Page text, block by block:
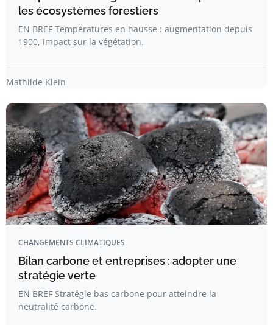
les écosystèmes forestiers
EN BREF Températures en hausse : augmentation depuis
1900, impact sur la végétation.
Mathilde Klein
CHANGEMENTS CLIMATIQUES
Bilan carbone et entreprises : adopter une
stratégie verte
EN BREF Stratégie bas carbone pour atteindre la
neutralité carbone.